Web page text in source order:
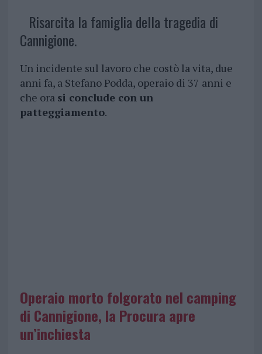
Risarcita la famiglia della tragedia di
Cannigione.
Un incidente sul lavoro che costò la vita, due
anni fa, a Stefano Podda, operaio di 37 anni e
che ora si conclude con un
patteggiamento.
Operaio morto folgorato nel camping
di Cannigione, la Procura apre
un’inchiesta